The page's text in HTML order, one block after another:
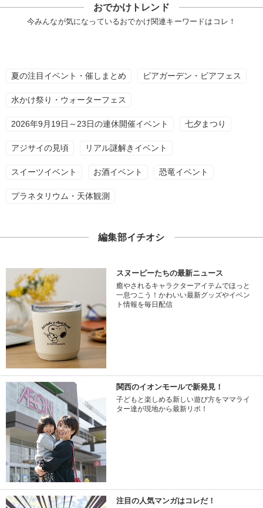
おでかけトレンド
今みんなが気になっているおでかけ関連キーワードはコレ！
夏の注目イベント・催しまとめ ビアガーデン・ビアフェス
水かけ祭り・ウォーターフェス
2026年9月19日～23日の連休開催イベント 七夕まつり
アジサイの見頃 リアル謎解きイベント
スイーツイベント お酒イベント 恐竜イベント
プラネタリウム・天体観測
編集部イチオシ
スヌーピーたちの最新ニュース
癒やされるキャラクターアイテムでほっと
一息つこう！かわいい最新グッズやイベン
ト情報を毎日配信
関西のイオンモールで新発見！
子どもと楽しめる新しい遊び方をママライ
ター達が現地から最新リポ！
注目の人気マンガはコレだ！